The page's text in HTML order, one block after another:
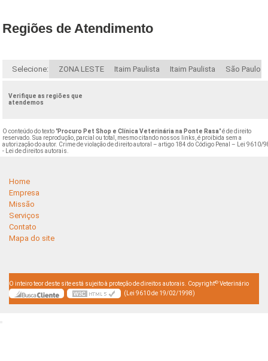
Regiões de Atendimento
Selecione: ZONA LESTE Itaim Paulista Itaim Paulista São Paulo
Verifique as regiões que
atendemos
O conteúdo do texto "Procuro Pet Shop e Clínica Veterinária na Ponte Rasa" é de direito
reservado. Sua reprodução, parcial ou total, mesmo citando nossos links, é proibida sem a
autorização do autor. Crime de violação de direito autoral – artigo 184 do Código Penal –
Lei 9610/
- Lei de direitos autorais
Home
Empresa
Missão
Serviços
Contato
Mapa do site
O inteiro teor deste site está sujeito à proteção de direitos autorais. Copyright© Veterinário
(Lei 9610 de 19/02/1998)